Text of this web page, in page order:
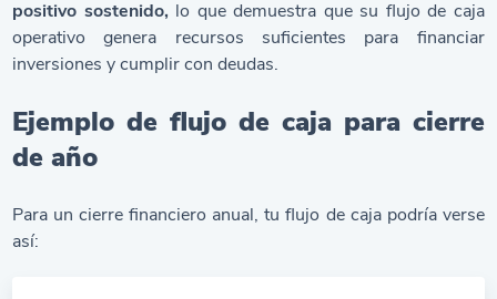
positivo sostenido, lo que demuestra que su flujo de caja
operativo genera recursos suficientes para financiar
inversiones y cumplir con deudas.
Ejemplo de flujo de caja para cierre
de año
Para un cierre financiero anual, tu flujo de caja podría verse
así: